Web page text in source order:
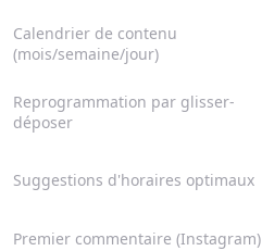
Calendrier de contenu
(mois/semaine/jour)
Reprogrammation par glisser-
déposer
Suggestions d'horaires optimaux
Premier commentaire (Instagram)